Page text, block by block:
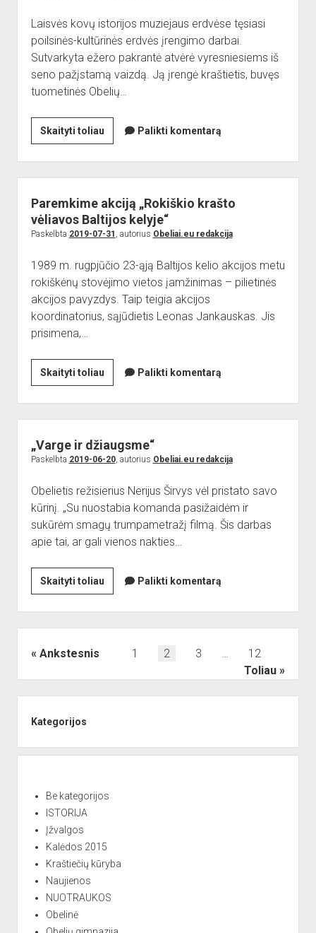
Laisvės kovų istorijos muziejaus erdvėse tęsiasi
poilsinės-kultūrinės erdvės įrengimo darbai.
Sutvarkyta ežero pakrantė atvėrė vyresniesiems iš
seno pažįstamą vaizdą. Ją įrengė kraštietis, buvęs
tuometinės Obelių…
Skaityti toliauSutvarkyta
ežero
pakrantė
Palikti komentarą
Paremkime akciją „Rokiškio krašto
vėliavos Baltijos kelyje“
Paskelbta 2019-07-31 , autorius Obeliai.eu redakcija
1989 m. rugpjūčio 23-ąją Baltijos kelio akcijos metu
rokiškėnų stovėjimo vietos įamžinimas – pilietinės
akcijos pavyzdys. Taip teigia akcijos
koordinatorius, sąjūdietis Leonas Jankauskas. Jis
prisimena,…
Skaityti toliauParemkime
akciją
„Rokiškio
krašto
Baltijos
Palikti komentarą
„Varge ir džiaugsme“
Paskelbta 2019-06-20, autorius Obeliai.eu redakcija
Obelietis režisierius Nerijus Širvys vėl pristato savo
kūrinį. „Su nuostabia komanda pasižaidėm ir
sukūrėm smagų trumpametražį filmą. Šis darbas
apie tai, ar gali vienos nakties…
Skaityti toliau„Varge
ir
džiaugsme“
Palikti komentarą
Įrašų
Ankstesnis 1 2 3 …
12
Toliau
Kategorijos
Be kategorijos
ISTORIJA
Įžvalgos
Kalėdos 2015
Kraštiečių kūryba
Naujienos
NUOTRAUKOS
Obelinė